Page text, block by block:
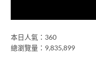
本日人氣：360
總瀏覽量：9,835,899